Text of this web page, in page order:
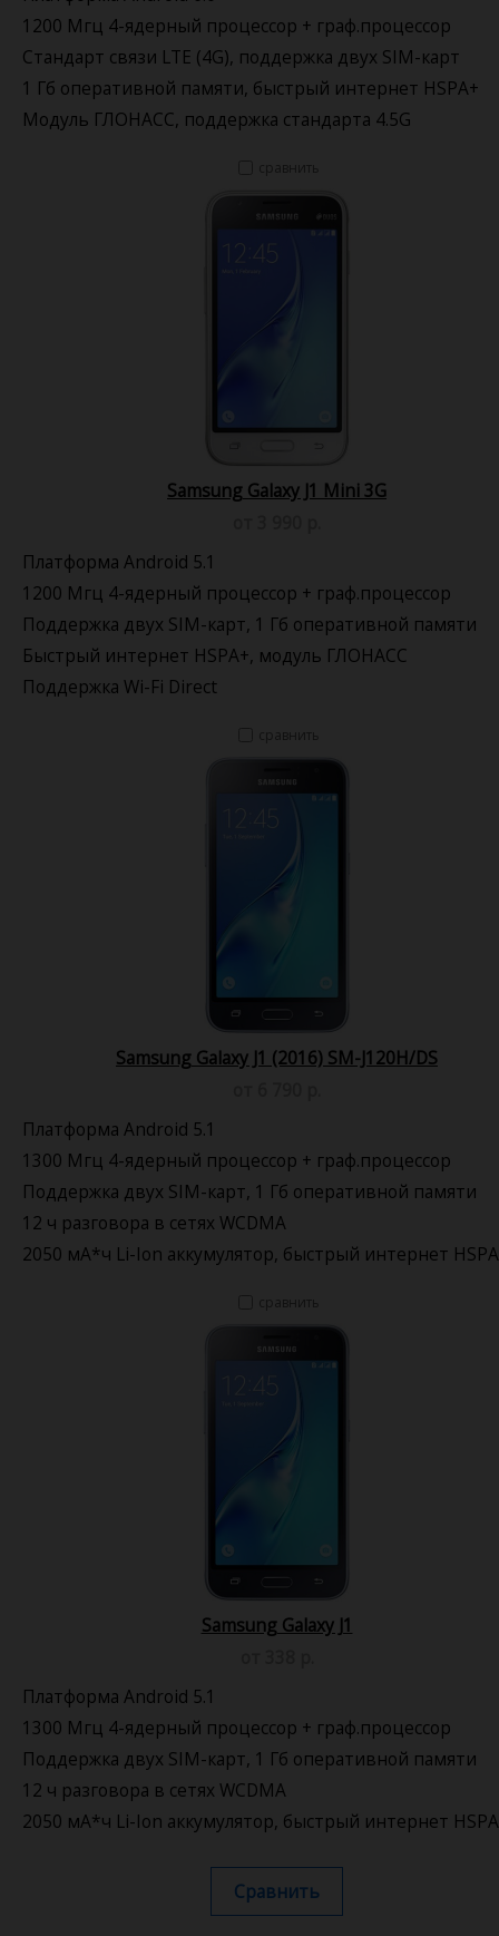
1200 Мгц 4-ядерный процессор + граф.процессор
Стандарт связи LTE (4G), поддержка двух SIM-карт
1 Гб оперативной памяти, быстрый интернет HSPA+
Модуль ГЛОНАСС, поддержка стандарта 4.5G
Samsung Galaxy J1 Mini 3G
Платформа Android 5.1
1200 Мгц 4-ядерный процессор + граф.процессор
Поддержка двух SIM-карт, 1 Гб оперативной памяти
Быстрый интернет HSPA+, модуль ГЛОНАСС
Поддержка Wi-Fi Direct
Samsung Galaxy J1 (2016) SM-J120H/DS
Платформа Android 5.1
1300 Мгц 4-ядерный процессор + граф.процессор
Поддержка двух SIM-карт, 1 Гб оперативной памяти
12 ч разговора в сетях WCDMA
2050 мА*ч Li-Ion аккумулятор, быстрый интернет
Samsung Galaxy J1
Платформа Android 5.1
1300 Мгц 4-ядерный процессор + граф.процессор
Поддержка двух SIM-карт, 1 Гб оперативной памяти
12 ч разговора в сетях WCDMA
2050 мА*ч Li-Ion аккумулятор, быстрый интернет
Сравнить